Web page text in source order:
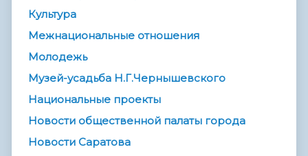
Культура
Межнациональные отношения
Молодежь
Музей-усадьба Н.Г.Чернышевского
Национальные проекты
Новости общественной палаты города
Новости Саратова